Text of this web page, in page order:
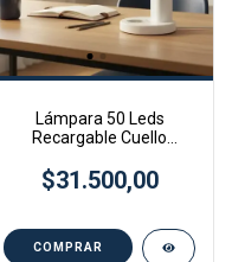
Lámpara 50 Leds
Recargable Cuello
$31.500,00